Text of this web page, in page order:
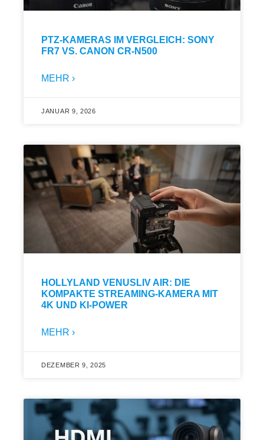
PTZ-KAMERAS IM VERGLEICH: SONY
FR7 VS. CANON CR-N500
MEHR ›
JANUAR 9, 2026
HOLLYLAND VENUSLIV AIR: DIE
KOMPAKTE STREAMING-KAMERA MIT
4K UND KI-POWER
MEHR ›
DEZEMBER 9, 2025